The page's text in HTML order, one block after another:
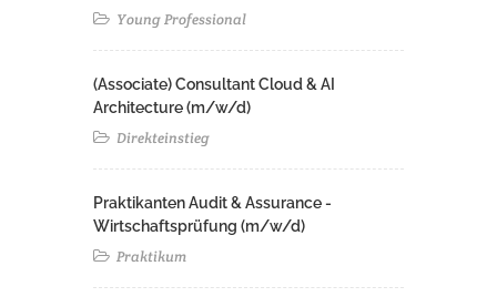
Young Professional
(Associate) Consultant Cloud & AI
Architecture (m/w/d)​ ​
Direkteinstieg
Praktikanten Audit & Assurance -
Wirtschaftsprüfung (m/w/d)
Praktikum